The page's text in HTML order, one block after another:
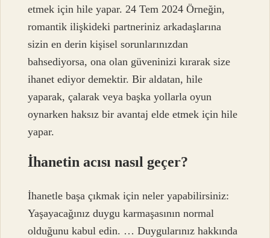
etmek için hile yapar. 24 Tem 2024 Örneğin,
romantik ilişkideki partneriniz arkadaşlarına
sizin en derin kişisel sorunlarınızdan
bahsediyorsa, ona olan güveninizi kırarak size
ihanet ediyor demektir. Bir aldatan, hile
yaparak, çalarak veya başka yollarla oyun
oynarken haksız bir avantaj elde etmek için hile
yapar.
İhanetin acısı nasıl geçer?
İhanetle başa çıkmak için neler yapabilirsiniz:
Yaşayacağınız duygu karmaşasının normal
olduğunu kabul edin. … Duygularınız hakkında